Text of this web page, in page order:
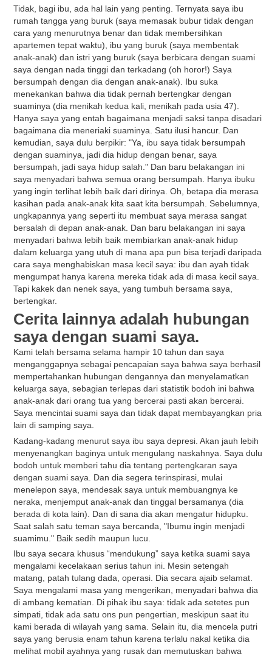
Tidak, bagi ibu, ada hal lain yang penting. Ternyata saya ibu
rumah tangga yang buruk (saya memasak bubur tidak dengan
cara yang menurutnya benar dan tidak membersihkan
apartemen tepat waktu), ibu yang buruk (saya membentak
anak-anak) dan istri yang buruk (saya berbicara dengan suami
saya dengan nada tinggi dan terkadang (oh horor!) Saya
bersumpah dengan dia dengan anak-anak). Ibu suka
menekankan bahwa dia tidak pernah bertengkar dengan
suaminya (dia menikah kedua kali, menikah pada usia 47).
Hanya saya yang entah bagaimana menjadi saksi tanpa disadari
bagaimana dia meneriaki suaminya. Satu ilusi hancur. Dan
kemudian, saya dulu berpikir: "Ya, ibu saya tidak bersumpah
dengan suaminya, jadi dia hidup dengan benar, saya
bersumpah, jadi saya hidup salah." Dan baru belakangan ini
saya menyadari bahwa semua orang bersumpah. Hanya ibuku
yang ingin terlihat lebih baik dari dirinya. Oh, betapa dia merasa
kasihan pada anak-anak kita saat kita bersumpah. Sebelumnya,
ungkapannya yang seperti itu membuat saya merasa sangat
bersalah di depan anak-anak. Dan baru belakangan ini saya
menyadari bahwa lebih baik membiarkan anak-anak hidup
dalam keluarga yang utuh di mana apa pun bisa terjadi daripada
cara saya menghabiskan masa kecil saya: ibu dan ayah tidak
mengumpat hanya karena mereka tidak ada di masa kecil saya.
Tapi kakek dan nenek saya, yang tumbuh bersama saya,
bertengkar.
Cerita lainnya adalah hubungan
saya dengan suami saya.
Kami telah bersama selama hampir 10 tahun dan saya
menganggapnya sebagai pencapaian saya bahwa saya berhasil
mempertahankan hubungan dengannya dan menyelamatkan
keluarga saya, sebagian terlepas dari statistik bodoh ini bahwa
anak-anak dari orang tua yang bercerai pasti akan bercerai.
Saya mencintai suami saya dan tidak dapat membayangkan pria
lain di samping saya.
Kadang-kadang menurut saya ibu saya depresi. Akan jauh lebih
menyenangkan baginya untuk mengulang naskahnya. Saya dulu
bodoh untuk memberi tahu dia tentang pertengkaran saya
dengan suami saya. Dan dia segera terinspirasi, mulai
menelepon saya, mendesak saya untuk membuangnya ke
neraka, menjemput anak-anak dan tinggal bersamanya (dia
berada di kota lain). Dan di sana dia akan mengatur hidupku.
Saat salah satu teman saya bercanda, "Ibumu ingin menjadi
suamimu." Baik sedih maupun lucu.
Ibu saya secara khusus “mendukung” saya ketika suami saya
mengalami kecelakaan serius tahun ini. Mesin setengah
matang, patah tulang dada, operasi. Dia secara ajaib selamat.
Saya mengalami masa yang mengerikan, menyadari bahwa dia
di ambang kematian. Di pihak ibu saya: tidak ada setetes pun
simpati, tidak ada satu ons pun pengertian, meskipun saat itu
kami berada di wilayah yang sama. Selain itu, dia mencela putri
saya yang berusia enam tahun karena terlalu nakal ketika dia
melihat mobil ayahnya yang rusak dan memutuskan bahwa